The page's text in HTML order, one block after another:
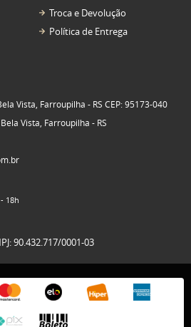
Troca e Devolução
Política de Entrega
Vista, Farroupilha - RS CEP: 95173-040
Vista, Farroupilha - RS
18h
90.432.717/0001-03